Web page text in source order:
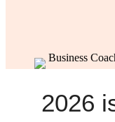
2026